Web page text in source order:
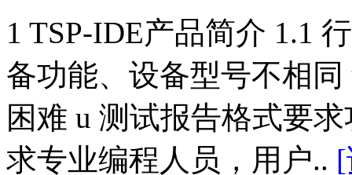
1 TSP-IDE产品简介 1.1
备功能、设备型号不相
困难 u 测试报告格式要
求专业编程人员，用户..